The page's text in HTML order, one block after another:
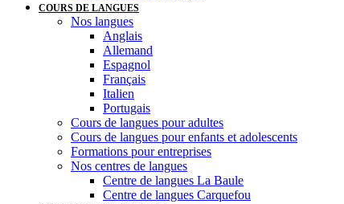
COURS DE LANGUES
Nos langues
Anglais
Allemand
Espagnol
Français
Italien
Portugais
Cours de langues pour adultes
Cours de langues pour enfants et adolescents
Formations pour entreprises
Nos centres de langues
Centre de langues La Baule
Centre de langues Carquefou